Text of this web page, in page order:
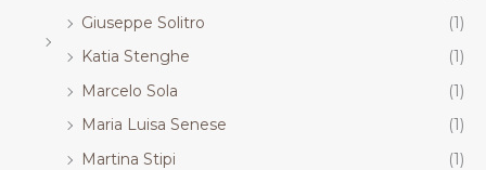
Giuseppe Solitro
(1)
Katia Stenghe
(1)
Marcelo Sola
(1)
Maria Luisa Senese
(1)
Martina Stipi
(1)